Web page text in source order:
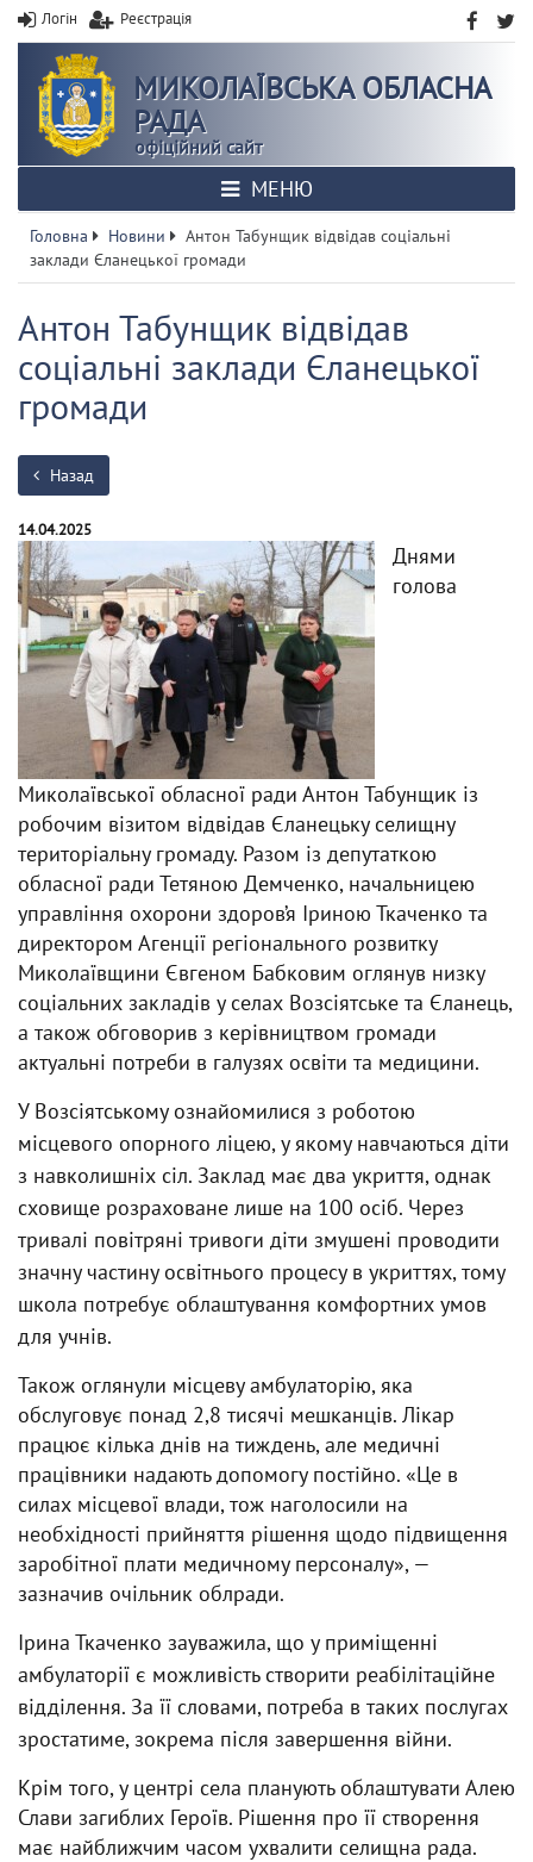
Логін Реєстрація
МИКОЛАЇВСЬКА ОБЛАСНА
РАДА
офіційний сайт
МЕНЮ
Головна Новини
Антон Табунщик відвідав соціальні
заклади Єланецької громади
Антон Табунщик відвідав
соціальні заклади Єланецької
громади
Назад
14.04.2025
Днями
голова
Миколаївської обласної ради Антон Табунщик із
робочим візитом відвідав Єланецьку селищну
територіальну громаду. Разом із депутаткою
обласної ради Тетяною Демченко, начальницею
управління охорони здоров’я Іриною Ткаченко та
директором Агенції регіонального розвитку
Миколаївщини Євгеном Бабковим оглянув низку
соціальних закладів у селах Возсіятське та Єланець,
а також обговорив з керівництвом громади
актуальні потреби в галузях освіти та медицини.
У Возсіятському ознайомилися з роботою
місцевого опорного ліцею, у якому навчаються діти
з навколишніх сіл. Заклад має два укриття, однак
сховище розраховане лише на 100 осіб. Через
тривалі повітряні тривоги діти змушені проводити
значну частину освітнього процесу в укриттях, тому
школа потребує облаштування комфортних умов
для учнів.
Також оглянули місцеву амбулаторію, яка
обслуговує понад 2,8 тисячі мешканців. Лікар
працює кілька днів на тиждень, але медичні
працівники надають допомогу постійно. «Це в
силах місцевої влади, тож наголосили на
необхідності прийняття рішення щодо підвищення
заробітної плати медичному персоналу», —
зазначив очільник облради.
Ірина Ткаченко зауважила, що у приміщенні
амбулаторії є можливість створити реабілітаційне
відділення. За її словами, потреба в таких послугах
зростатиме, зокрема після завершення війни.
Крім того, у центрі села планують облаштувати Алею
Слави загиблих Героїв. Рішення про її створення
має найближчим часом ухвалити селищна рада.